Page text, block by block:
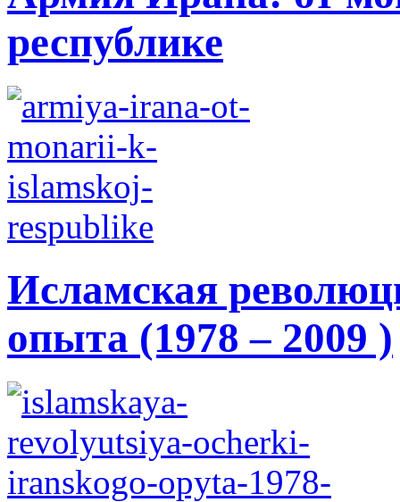
республике
Исламская
опыта (1978 – 2009 )